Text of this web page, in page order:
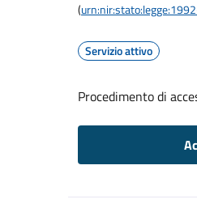
(
Servizio attivo
Procedimento di